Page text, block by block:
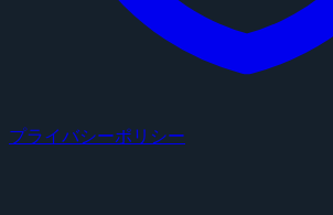
プライバシーポリシー